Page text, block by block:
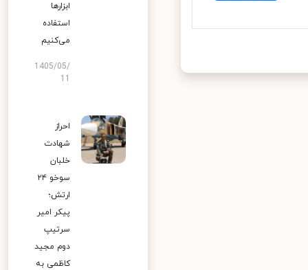
ابزارها
استفاده
می‌کنیم
1405/05/
احراز
شهادت
خلبان
سوخو ۲۴
ارتش؛
پیکر امیر
سرتیپ
دوم مجید
کاظمی به